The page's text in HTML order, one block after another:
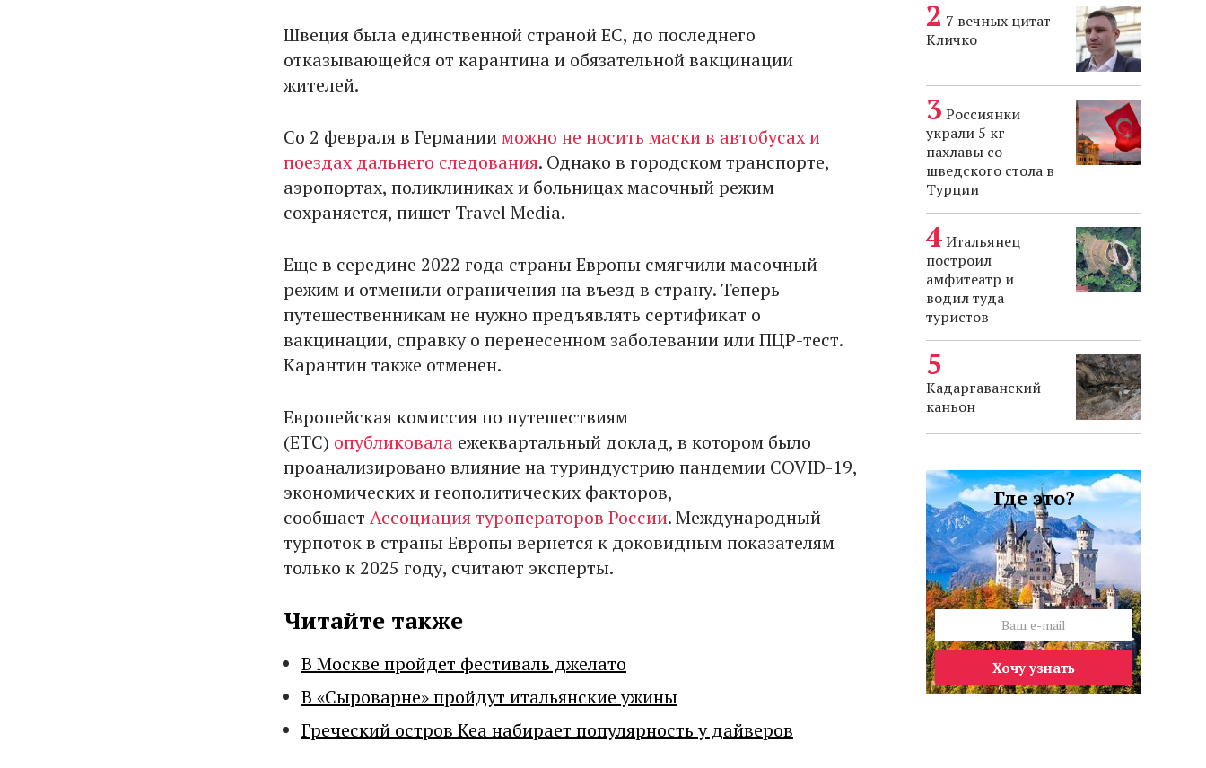
Швеция была единственной страной ЕС, до последнего
отказывающейся от карантина и обязательной вакцинации
жителей.
Со 2 февраля в Германииможно не носить маски в автобусах и
поездах дальнего следования. Однако в городском транспорте,
аэропортах, поликлиниках и больницах масочный режим
сохраняется, пишет Travel Media.
Еще в середине 2022 года страны Европы смягчили масочный
режим и отменили ограничения на въезд в страну. Теперь
путешественникам не нужно предъявлять сертификат о
вакцинации, справку о перенесенном заболевании или ПЦР-тест.
Карантин также отменен.
Европейская комиссия по путешествиям
(ETC) опубликовала ежеквартальный доклад, в котором было
проанализировано влияние на туриндустрию пандемии COVID-19,
экономических и геополитических факторов,
сообщает Ассоциация туроператоров России. Международный
турпоток в страны Европы вернется к доковидным показателям
только к 2025 году, считают эксперты.
Читайте также
В Москве пройдет фестиваль джелато
В «Сыроварне» пройдут итальянские ужины
Греческий остров Кеа набирает популярность у дайверов
7 вечных цитат
Кличко
Россиянки
украли 5 кг
пахлавы со
шведского стола в
Турции
Итальянец
построил
амфитеатр и
водил туда
туристов
Кадаргаванский
каньон
Где это?
Хочу узнать